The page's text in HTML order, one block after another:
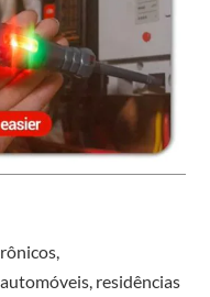
residências